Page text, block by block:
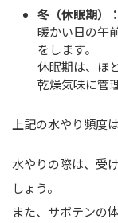
冬（休眠期）：
暖かい日の午
をします。
休眠期は、ほ
乾燥気味に管
上記の水やり頻度
水やりの際は、受
しょう。
また、サボテンの